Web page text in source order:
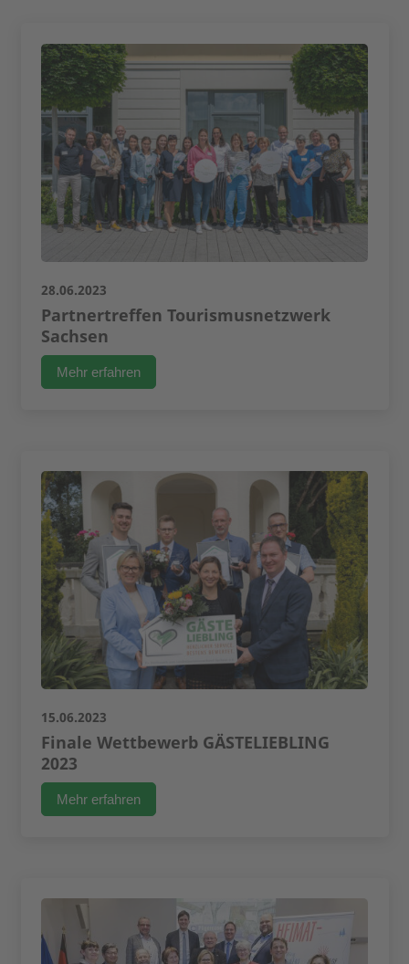
28.06.2023
Partnertreffen Tourismusnetzwerk
Sachsen
Mehr erfahren
15.06.2023
Finale Wettbewerb GÄSTELIEBLING
2023
Mehr erfahren